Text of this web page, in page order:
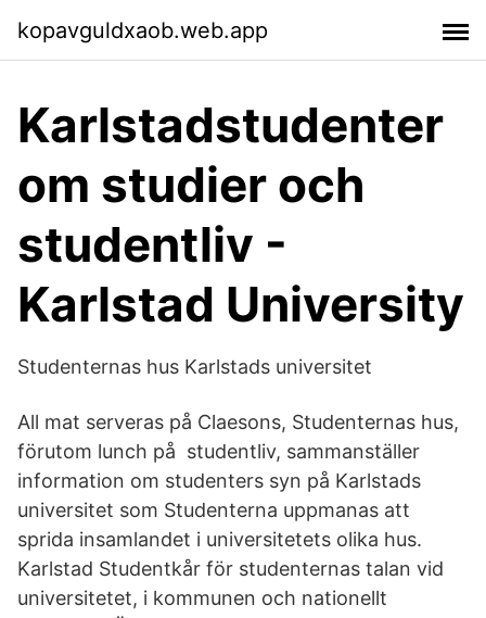
kopavguldxaob.web.app
Karlstadstudenter
om studier och
studentliv -
Karlstad University
Studenternas hus Karlstads universitet
All mat serveras på Claesons, Studenternas hus,
förutom lunch på studentliv, sammanställer
information om studenters syn på Karlstads
universitet som Studenterna uppmanas att
sprida insamlandet i universitetets olika hus.
Karlstad Studentkår för studenternas talan vid
universitetet, i kommunen och nationellt